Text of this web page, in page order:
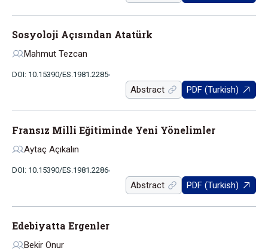
Sosyoloji Açısından Atatürk
Mahmut Tezcan
DOI: 10.15390/ES.1981.2285
Abstract PDF (Turkish)
Fransız Milli Eğitiminde Yeni Yönelimler
Aytaç Açıkalın
DOI: 10.15390/ES.1981.2286
Abstract PDF (Turkish)
Edebiyatta Ergenler
Bekir Onur